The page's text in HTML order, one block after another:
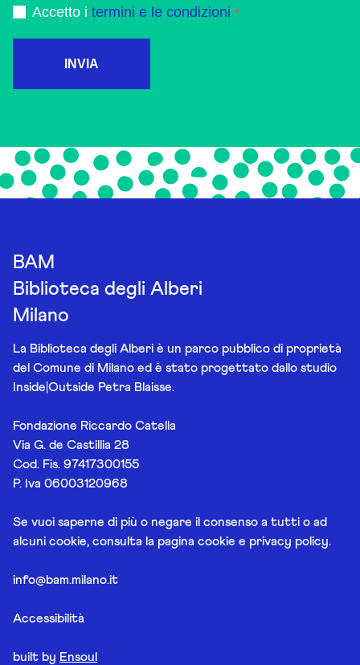
Accetto i termini e le condizioni
INVIA
BAM
Biblioteca degli Alberi
Milano
La Biblioteca degli Alberi è un parco pubblico di proprietà
del Comune di Milano ed è stato progettato dallo studio
Inside|Outside Petra Blaisse.
Fondazione Riccardo Catella
Via G. de Castillia 28
Cod. Fis. 97417300155
P. Iva 06003120968
Se vuoi saperne di più o negare il consenso a tutti o ad
alcuni cookie, consulta la pagina cookie e privacy policy.
info@bam.milano.it
Accessibilità
built by Ensoul